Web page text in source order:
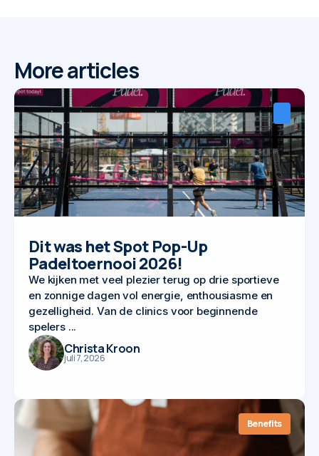
More articles
Dit was het Spot Pop-Up
Padeltoernooi 2026!
We kijken met veel plezier terug op drie sportieve
en zonnige dagen vol energie, enthousiasme en
gezelligheid. Van de clinics voor beginnende
spelers ...
Christa Kroon
juli 7, 2026
Benefits